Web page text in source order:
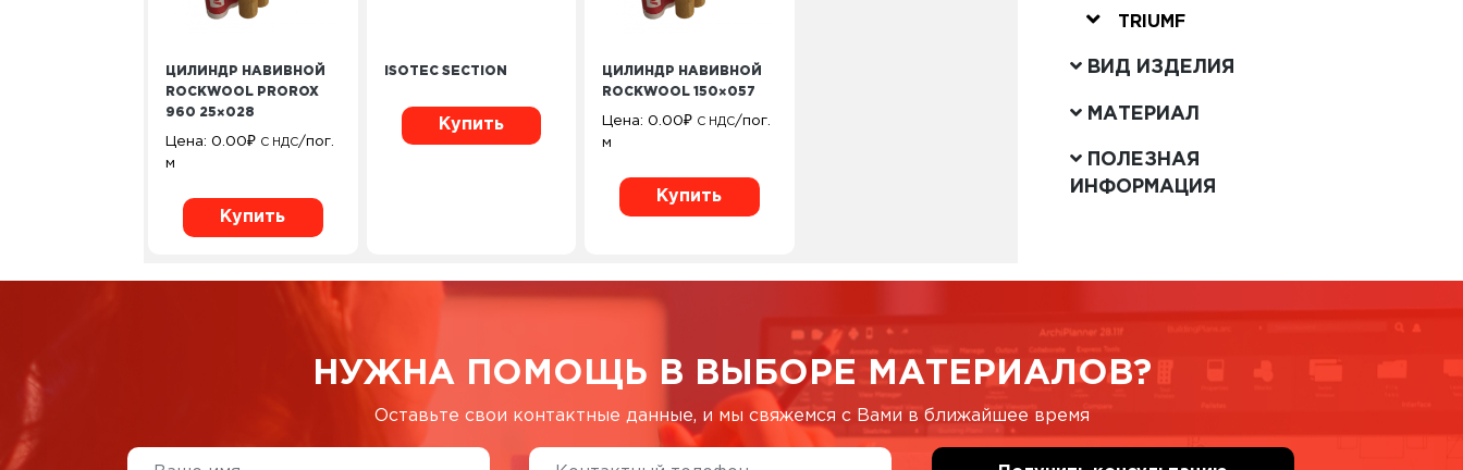
ЦИЛИНДР НАВИВНОЙ
ROCKWOOL PROROX
960 25×028
Цена: 0.00₽ С НДС/пог.
м
Купить
ISOTEC SECTION
Купить
ЦИЛИНДР НАВИВНОЙ
ROCKWOOL 150×057
Цена:0.00₽ С НДС/пог.
м
Купить
TRIUMF
ВИД ИЗДЕЛИЯ
МАТЕРИАЛ
ПОЛЕЗНАЯ
ИНФОРМАЦИЯ
НУЖНА ПОМОЩЬ В ВЫБОРЕ МАТЕРИАЛОВ?
Оставьте свои контактные данные, и мы свяжемся с Вами в ближайшее время